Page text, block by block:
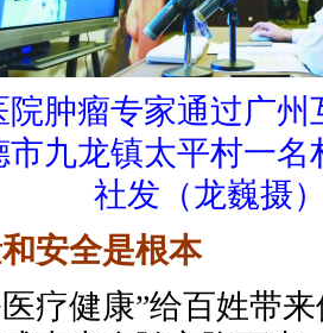
院肿瘤专家通过广
市九龙镇太平村一
社发（龙巍摄
安全是根本
健康”给百姓带来